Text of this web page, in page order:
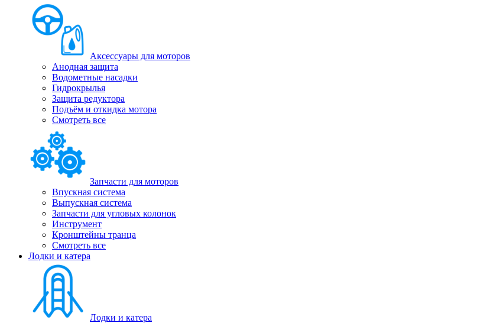
Аксессуары для моторов
Анодная защита
Водометные насадки
Гидрокрылья
Защита редуктора
Подъём и откидка мотора
Смотреть все
Запчасти для моторов
Впускная система
Выпускная система
Запчасти для угловых колонок
Инструмент
Кронштейны транца
Смотреть все
Лодки и катера
Лодки и катера